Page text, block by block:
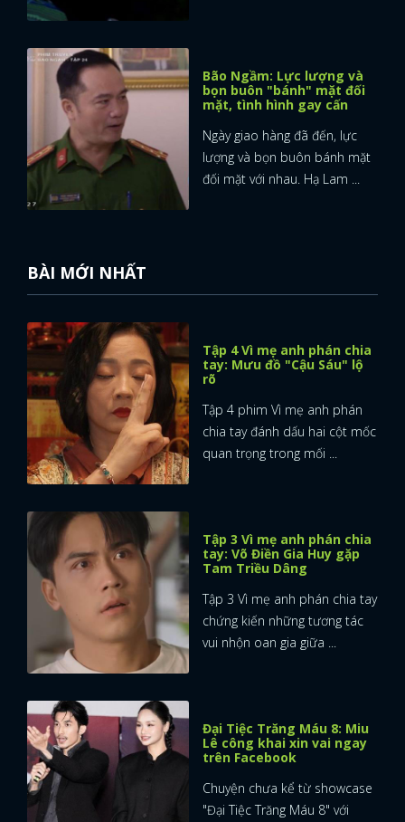
Bão Ngầm: Lực lượng và
bọn buôn "bánh" mặt đối
mặt, tình hình gay cấn
Ngày giao hàng đã đến, lực
lượng và bọn buôn bánh mặt
đối mặt với nhau. Hạ Lam ...
BÀI MỚI NHẤT
Tập 4 Vì mẹ anh phán chia
tay: Mưu đồ "Cậu Sáu" lộ
rõ
Tập 4 phim Vì mẹ anh phán
chia tay đánh dấu hai cột mốc
quan trọng trong mối ...
Tập 3 Vì mẹ anh phán chia
tay: Võ Điền Gia Huy gặp
Tam Triều Dâng
Tập 3 Vì mẹ anh phán chia tay
chứng kiến những tương tác
vui nhộn oan gia giữa ...
Đại Tiệc Trăng Máu 8: Miu
Lê công khai xin vai ngay
trên Facebook
Chuyện chưa kể từ showcase
"Đại Tiệc Trăng Máu 8" với